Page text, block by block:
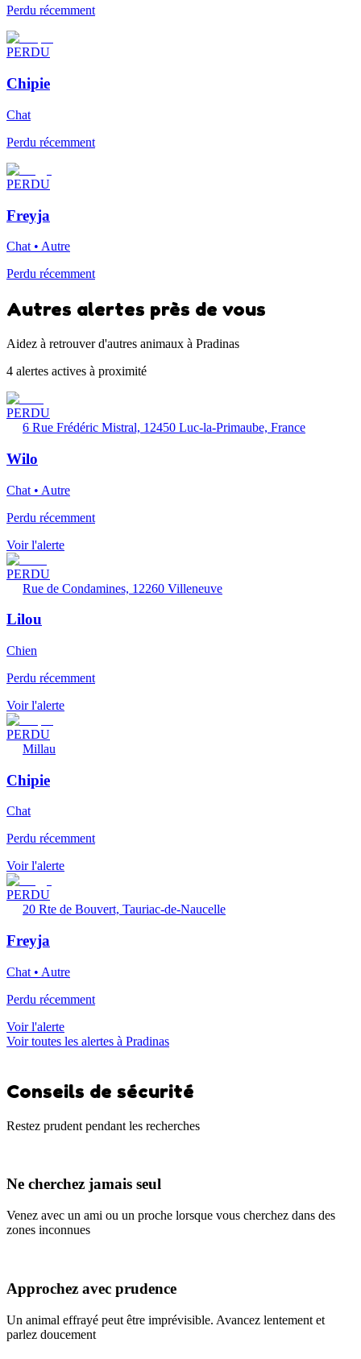
Perdu récemment
PERDU
Chipie
Chat
Perdu récemment
PERDU
Freyja
Chat • Autre
Perdu récemment
Autres alertes près de vous
Aidez à retrouver d'autres animaux à Pradinas
4 alertes actives à proximité
PERDU
6 Rue Frédéric Mistral, 12450 Luc-la-Primaube, France
Wilo
Chat • Autre
Perdu récemment
Voir l'alerte
PERDU
Rue de Condamines, 12260 Villeneuve
Lilou
Chien
Perdu récemment
Voir l'alerte
PERDU
Millau
Chipie
Chat
Perdu récemment
Voir l'alerte
PERDU
20 Rte de Bouvert, Tauriac-de-Naucelle
Freyja
Chat • Autre
Perdu récemment
Voir l'alerte
Voir toutes les alertes à Pradinas
Conseils de sécurité
Restez prudent pendant les recherches
Ne cherchez jamais seul
Venez avec un ami ou un proche lorsque vous cherchez dans des
zones inconnues
Approchez avec prudence
Un animal effrayé peut être imprévisible. Avancez lentement et
parlez doucement